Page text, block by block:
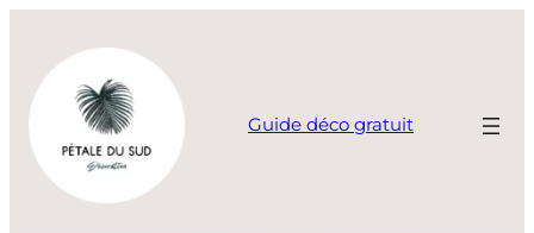
contenu
Guide déco gratuit